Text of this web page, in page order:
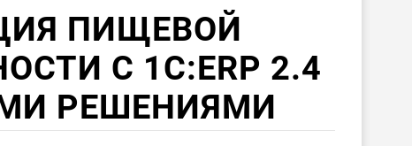
ПИЩЕВОЙ
С 1С:ERP 2.4
РЕШЕНИЯМИ